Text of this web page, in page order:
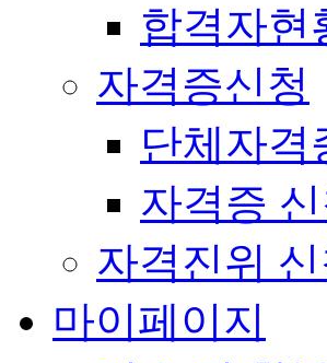
합격자현
자격증신청
단체자격
자격증
자격진위
마이페이지